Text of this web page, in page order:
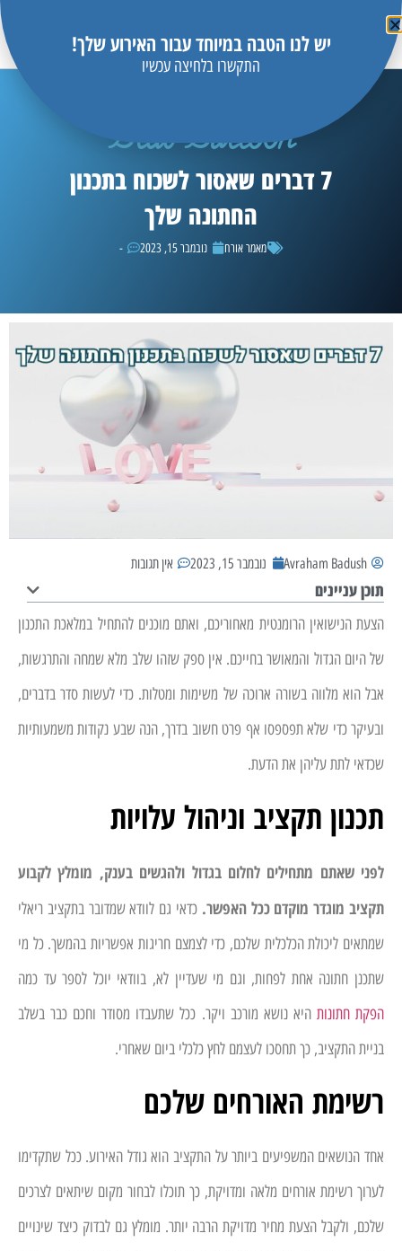
Blue Balloon
7 דברים שאסור לשכוח בתכנון
החתונה שלך
מאמר אורח נובמבר 15, 2023 -
Avraham Badush נובמבר 15, 2023 אין תגובות
תוכן עניינים
הצעת הנישואין הרומנטית מאחוריכם, ואתם מוכנים להתחיל במלאכת התכנון
של היום הגדול והמאושר בחייכם. אין ספק שזהו שלב מלא שמחה והתרגשות,
אבל הוא מלווה בשורה ארוכה של משימות ומטלות. כדי לעשות סדר בדברים,
ובעיקר כדי שלא תפספסו אף פרט חשוב בדרך, הנה שבע נקודות משמעותיות
שכדאי לתת עליהן את הדעת.
תכנון תקציב וניהול עלויות
לפני שאתם מתחילים לחלום בגדול ולהגשים בענק, מומלץ לקבוע
תקציב מוגדר מוקדם ככל האפשר. כדאי גם לוודא שמדובר בתקציב ריאלי
שמתאים ליכולת הכלכלית שלכם, כדי לצמצם חריגות אפשריות בהמשך. כל מי
שתכנן חתונה אחת לפחות, וגם מי שעדיין לא, בוודאי יוכל לספר עד כמה
הפקת חתונות היא נושא מורכב ויקר. ככל שתעבדו מסודר וחכם כבר בשלב
בניית התקציב, כך תחסכו לעצמם לחץ כלכלי ביום שאחרי.
רשימת האורחים שלכם
אחד הנושאים המשפיעים ביותר על התקציב הוא גודל האירוע. ככל שתקדימו
לערוך רשימת אורחים מלאה ומדויקת, כך תוכלו לבחור מקום שיתאים לצרכים
שלכם, ולקבל הצעת מחיר מדויקת הרבה יותר. מומלץ גם לבדוק כיצד שינויים
יש לנו הטבה במיוחד עבור האירוע שלך!
התקשרו בלחיצה עכשיו